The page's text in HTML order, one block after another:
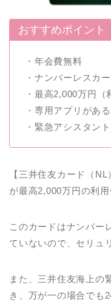
おすすめポイント
・年会費無料
・ナンバーレスカ
・最高2,000万円（
・専用アプリがある
・緊急アシスタン
【三井住友カード（
が最高2,000万円の利用
このカードはナンバー
ていないので、セリュ
また、三井住友海上の
き、万が一の場合でも